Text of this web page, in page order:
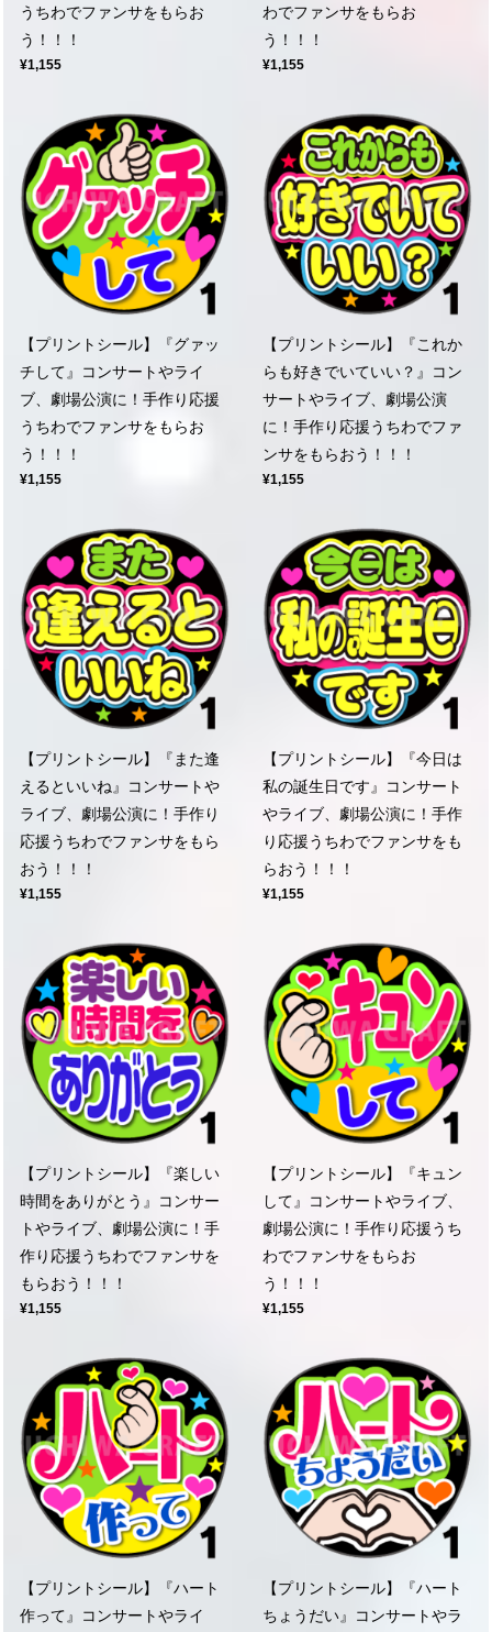
うちわでファンサをもらお
う！！！
¥1,155
わでファンサをもらお
う！！！
¥1,155
【プリントシール】『グァッ
チして』コンサートやライ
ブ、劇場公演に！手作り応援
うちわでファンサをもらお
う！！！
¥1,155
【プリントシール】『これか
らも好きでいていい？』コン
サートやライブ、劇場公演
に！手作り応援うちわでファ
ンサをもらおう！！！
¥1,155
【プリントシール】『また逢
えるといいね』コンサートや
ライブ、劇場公演に！手作り
応援うちわでファンサをもら
おう！！！
¥1,155
【プリントシール】『今日は
私の誕生日です』コンサート
やライブ、劇場公演に！手作
り応援うちわでファンサをも
らおう！！！
¥1,155
【プリントシール】『楽しい
時間をありがとう』コンサー
トやライブ、劇場公演に！手
作り応援うちわでファンサを
もらおう！！！
¥1,155
【プリントシール】『キュン
して』コンサートやライブ、
劇場公演に！手作り応援うち
わでファンサをもらお
う！！！
¥1,155
【プリントシール】『ハート
作って』コンサートやライ
【プリントシール】『ハート
ちょうだい』コンサートやラ